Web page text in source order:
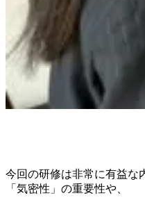
今回の研修は非常に有益な
「気密性」の重要性や、